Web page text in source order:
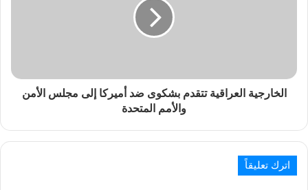
الخارجية العراقية تتقدم بشكوى ضد أميركا إلى مجلس الأمن
والأمم المتحدة
اترك تعليقاً